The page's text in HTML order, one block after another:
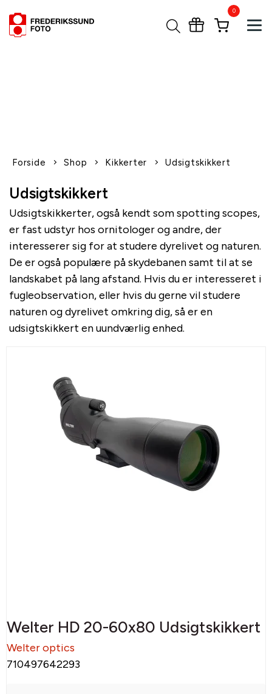
0
Forside Shop Kikkerter Udsigtskikkert
Udsigtskikkert
Udsigtskikkerter, også kendt som spotting scopes,
er fast udstyr hos ornitologer og andre, der
interesserer sig for at studere dyrelivet og naturen.
De er også populære på skydebanen samt til at se
landskabet på lang afstand. Hvis du er interesseret i
fugleobservation, eller hvis du gerne vil studere
naturen og dyrelivet omkring dig, så er en
udsigtskikkert en uundværlig enhed.
Welter HD 20-60x80 Udsigtskikkert
Welter optics
710497642293